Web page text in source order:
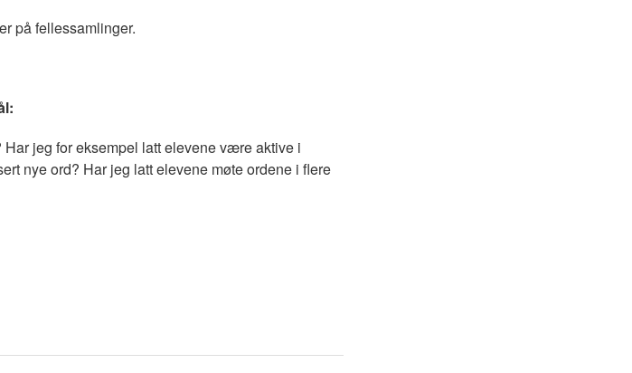
på fellessamlinger.
jeg for eksempel latt elevene være aktive i
nye ord? Har jeg latt elevene møte ordene i flere